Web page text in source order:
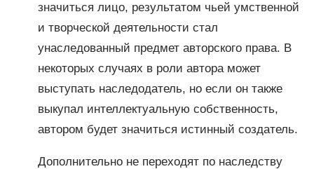
значиться лицо, результатом чьей умственной
и творческой деятельности стал
унаследованный предмет авторского права. В
некоторых случаях в роли автора может
выступать наследодатель, но если он также
выкупал интеллектуальную собственность,
автором будет значиться истинный создатель.
Дополнительно не переходят по наследству